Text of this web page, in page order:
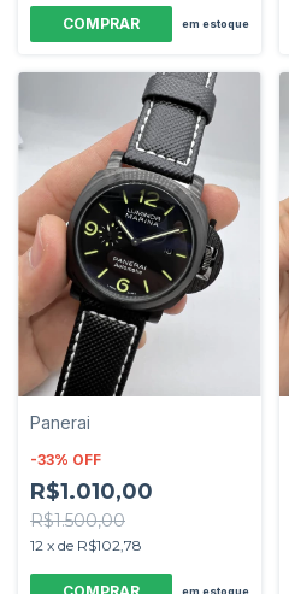
em estoque
Panerai
-33% OFF
R$1.010,00
R$1.500,00
12 x de R$102,78
em estoque